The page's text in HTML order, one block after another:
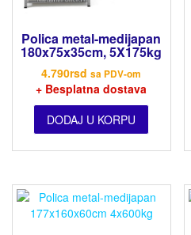
Polica metal-medijapan
180x75x35cm, 5X175kg
4.790rsd sa PDV-om
+ Besplatna dostava
DODAJ U KORPU